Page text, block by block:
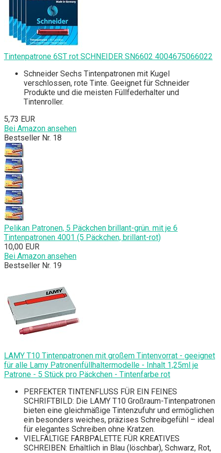
Tintenpatrone 6ST rot SCHNEIDER SN6602 4004675066022
Schneider Sechs Tintenpatronen mit Kugel
verschlossen, rote Tinte. Geeignet für Schneider
Produkte und die meisten Füllfederhalter und
Tintenroller.
5,73 EUR
Bei Amazon ansehen
Bestseller Nr. 18
Pelikan Patronen, 5 Päckchen brillant-grün. mit je 6
Tintenpatronen 4001 (5 Päckchen, brillant-rot)
10,00 EUR
Bei Amazon ansehen
Bestseller Nr. 19
LAMY T10 Tintenpatronen mit großem Tintenvorrat - geeignet
für alle Lamy Patronenfüllhaltermodelle - Inhalt 1,25ml je
Patrone - 5 Stück pro Päckchen - Tintenfarbe rot
PERFEKTER TINTENFLUSS FÜR EIN FEINES
SCHRIFTBILD: Die LAMY T10 Großraum-Tintenpatronen
bieten eine gleichmäßige Tintenzufuhr und ermöglichen
ein besonders weiches, präzises Schreibgefühl – ideal
für elegantes Schreiben ohne Kratzen.
VIELFÄLTIGE FARBPALETTE FÜR KREATIVES
SCHREIBEN: Erhältlich in Blau (löschbar), Schwarz, Rot,